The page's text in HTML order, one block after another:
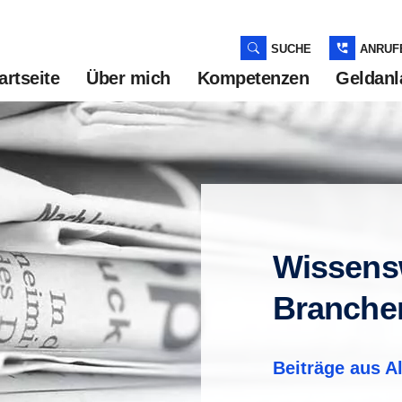
SUCHE
Über mich Kompetenzen
Beiträge aus